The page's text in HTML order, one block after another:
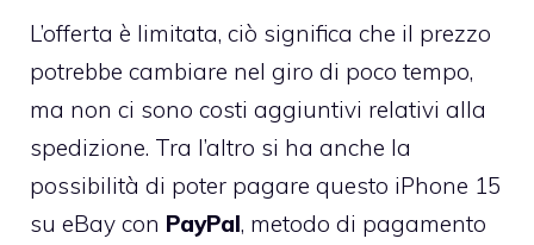
L’offerta è limitata, ciò significa che il prezzo
potrebbe cambiare nel giro di poco tempo,
ma non ci sono costi aggiuntivi relativi alla
spedizione. Tra l’altro si ha anche la
possibilità di poter pagare questo iPhone 15
su eBay con PayPal, metodo di pagamento